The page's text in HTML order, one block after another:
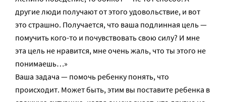
другие люди получают от этого удовольствие, и вот
это страшно. Получается, что ваша подлинная цель —
помучить кого-то и почувствовать свою силу? И мне
эта цель не нравится, мне очень жаль, что ты этого не
понимаешь…»
Ваша задача — помочь ребенку понять, что
происходит. Может быть, этим вы поставите ребенка в